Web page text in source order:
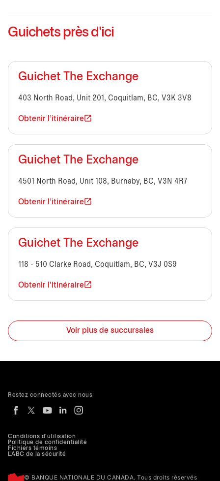
Guichets près d'ici
Guichet The Exchange
403 North Road, Unit 201, Coquitlam, BC, V3K 3V8
Obtenir l'itinéraire
Guichet The Exchange
4501 North Road, Unit 108, Burnaby, BC, V3N 4R7
Obtenir l'itinéraire
Guichet The Exchange
118 - 510 Clarke Road, Coquitlam, BC, V3J 0S9
Obtenir l'itinéraire
Voir plus de succursales
Conditions d'utilisation
Politique de confidentialité
Fichiers témoins
L'ABC de la sécurité
© BANQUE NATIONALE DU CANADA. Tous droits réservés
Restez connectés avec nous